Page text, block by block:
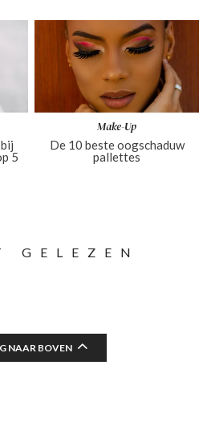
5
Make-Up
De 10 beste oogschaduw
pallettes
GELEZEN
NAAR BOVEN